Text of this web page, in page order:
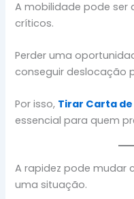
A mobilidade pode ser
críticos.
Perder uma
conseguir deslocação
Por isso, Tirar Carta
essencial para quem
A rapidez pode mudar
uma situação.